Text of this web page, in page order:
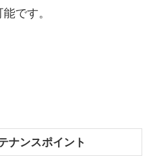
です。
ナンスポイント